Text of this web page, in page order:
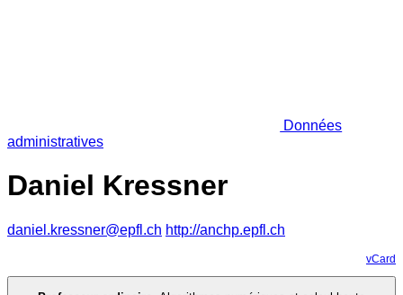
Données
administratives
Daniel Kressner
daniel.kressner@epfl.ch http://anchp.epfl.ch
vCard